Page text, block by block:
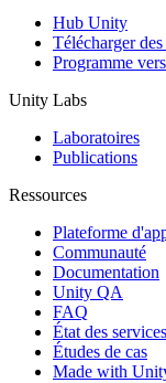
Hub Unity
Télécharger
Programme
Unity Labs
Laboratoires
Publications
Ressources
Plateforme
Communauté
Documentation
Unity QA
FAQ
État des services
Études de cas
Made with